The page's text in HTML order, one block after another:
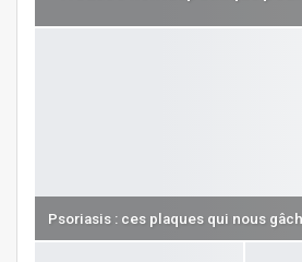
Psoriasis : ces plaques qui nous